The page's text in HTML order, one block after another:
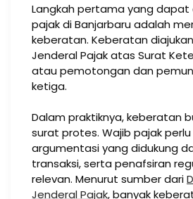
Langkah pertama yang
pajak di Banjarbaru adalah
keberatan. Keberatan
Jenderal Pajak atas Surat
atau pemotongan dan
ketiga.
Dalam praktiknya, keberatan
surat protes. Wajib pajak
argumentasi yang didukung
transaksi, serta penafsiran
relevan. Menurut sumber dari
Jenderal Pajak, banyak